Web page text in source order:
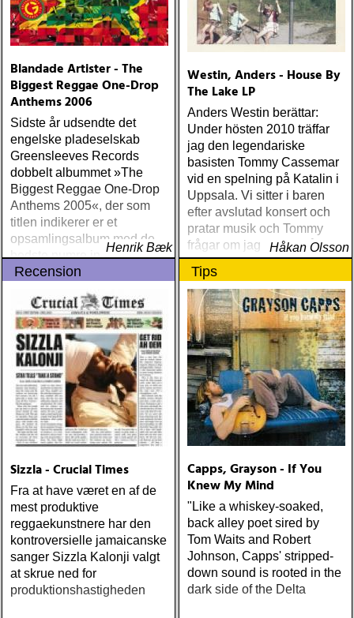
Blandade Artister - The
Biggest Reggae One-Drop
Anthems 2006
Sidste år udsendte det
engelske pladeselskab
Greensleeves Records
dobbelt albummet »The
Biggest Reggae One-Drop
Anthems 2005«, der som
titlen indikerer er et
opsamlingsalbum med de
bedste numre indenfor den
populære reggaestil kaldet
Henrik Bæk
Westin, Anders - House By
The Lake LP
Anders Westin berättar:
Under hösten 2010 träffar
jag den legendariske
basisten Tommy Cassemar
vid en spelning på Katalin i
Uppsala. Vi sitter i baren
efter avslutad konsert och
pratar musik och Tommy
frågar om jag spelar något
instrument
Håkan Olsson
Recension
Sizzla - Crucial Times
Fra at have været en af de
mest produktive
reggaekunstnere har den
kontroversielle jamaicanske
sanger Sizzla Kalonji valgt
at skrue ned for
produktionshastigheden
Tips
Capps, Grayson - If You
Knew My Mind
"Like a whiskey-soaked,
back alley poet sired by
Tom Waits and Robert
Johnson, Capps' stripped-
down sound is rooted in the
dark side of the Delta